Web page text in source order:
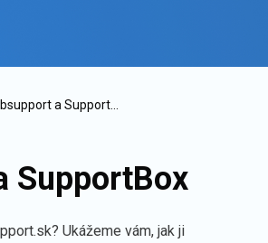
a SupportB
SupportBox
? Ukážeme vám, jak ji